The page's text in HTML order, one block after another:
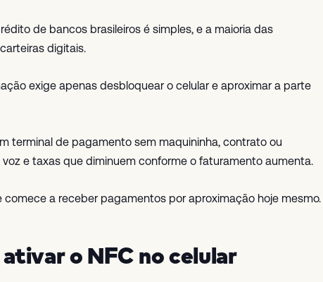
de bancos brasileiros é simples, e a maioria das
digitais.
exige apenas desbloquear o celular e aproximar a parte
terminal de pagamento sem maquininha, contrato ou
e taxas que diminuem conforme o faturamento aumenta.
comece a receber pagamentos por aproximação hoje mesmo.
o NFC no celular